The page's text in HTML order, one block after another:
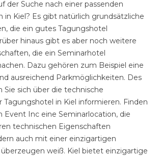
der Suche nach einer passenden
in Kiel? Es gibt natürlich grundsätzliche
die ein gutes Tagungshotel
hinaus gibt es aber noch weitere
die ein Seminarhotel
Dazu gehören zum Beispiel eine
ausreichend Parkmöglichkeiten. Des
Sie sich über die technische
in Kiel informieren. Finden
Event Inc eine Seminarlocation, die
technischen Eigenschaften
auch mit einer einzigartigen
weiß. Kiel bietet einzigartige